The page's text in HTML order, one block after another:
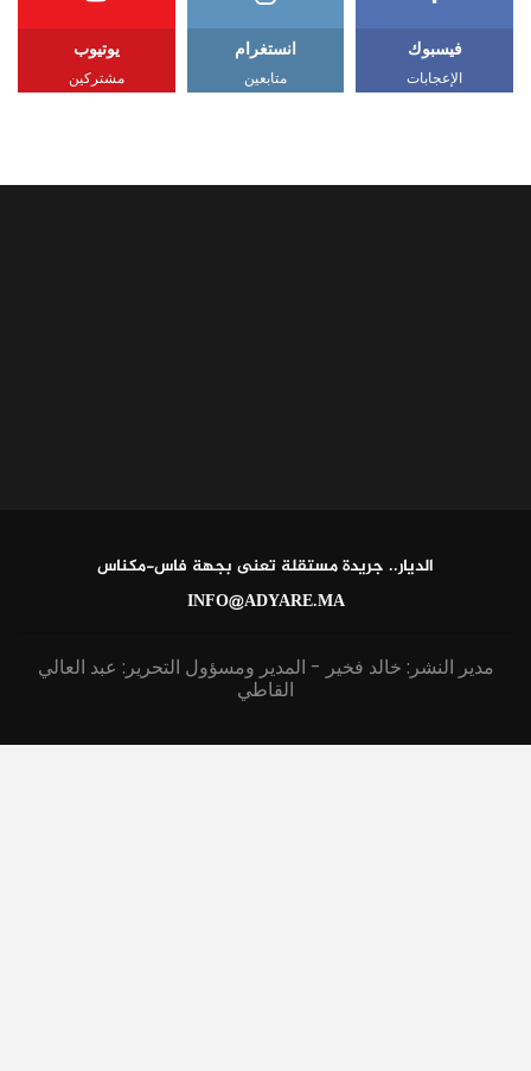
فيسبوك
الإعجابات
انستغرام
متابعين
يوتيوب
مشتركين
الديار.. جريدة مستقلة تعنى بجهة فاس-مكناس
INFO@ADYARE.MA
مدير النشر: خالد فخير - المدير ومسؤول التحرير: عبد العالي
القاطي